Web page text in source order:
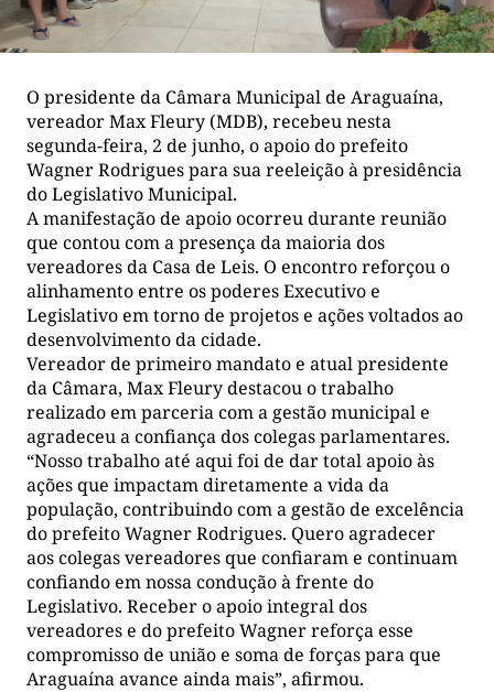
O presidente da Câmara Municipal de Araguaína,
vereador Max Fleury (MDB), recebeu nesta
segunda-feira, 2 de junho, o apoio do prefeito
Wagner Rodrigues para sua reeleição à presidência
do Legislativo Municipal.
A manifestação de apoio ocorreu durante reunião
que contou com a presença da maioria dos
vereadores da Casa de Leis. O encontro reforçou o
alinhamento entre os poderes Executivo e
Legislativo em torno de projetos e ações voltados ao
desenvolvimento da cidade.
Vereador de primeiro mandato e atual presidente
da Câmara, Max Fleury destacou o trabalho
realizado em parceria com a gestão municipal e
agradeceu a confiança dos colegas parlamentares.
“Nosso trabalho até aqui foi de dar total apoio às
ações que impactam diretamente a vida da
população, contribuindo com a gestão de excelência
do prefeito Wagner Rodrigues. Quero agradecer
aos colegas vereadores que confiaram e continuam
confiando em nossa condução à frente do
Legislativo. Receber o apoio integral dos
vereadores e do prefeito Wagner reforça esse
compromisso de união e soma de forças para que
Araguaína avance ainda mais”, afirmou.